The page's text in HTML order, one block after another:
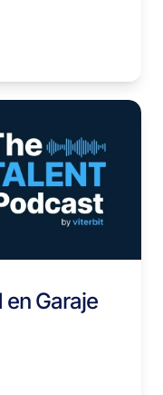
en Garaje